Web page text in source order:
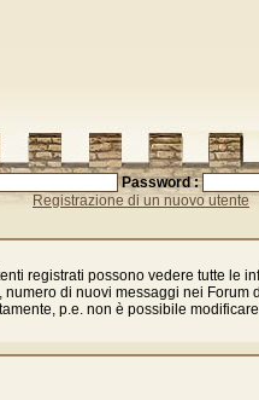
Password :
Registrazione di un nuovo utente
registrati possono vedere tutte le
di nuovi messaggi nei
p.e. non è possibile